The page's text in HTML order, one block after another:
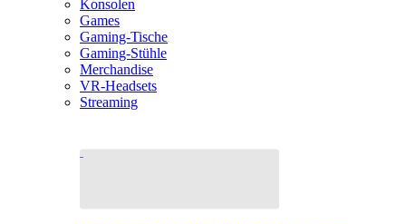
Konsolen
Games
Gaming-Tische
Gaming-Stühle
Merchandise
VR-Headsets
Streaming